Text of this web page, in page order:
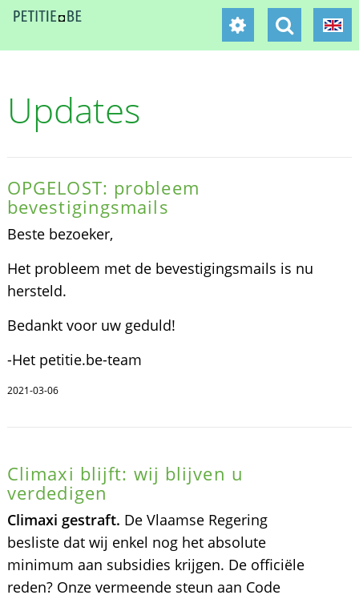
Updates
OPGELOST: probleem
bevestigingsmails
Beste bezoeker,
Het probleem met de bevestigingsmails is nu
hersteld.
Bedankt voor uw geduld!
-Het petitie.be-team
2021-03-06
Climaxi blijft: wij blijven u
verdedigen
Climaxi gestraft. De Vlaamse Regering
besliste dat wij enkel nog het absolute
minimum aan subsidies krijgen. De officiële
reden? Onze vermeende steun aan Code